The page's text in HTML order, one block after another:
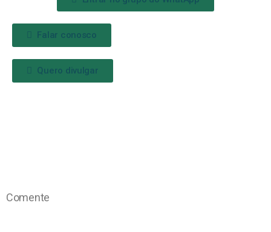
Falar conosco
Quero divulgar
Comente